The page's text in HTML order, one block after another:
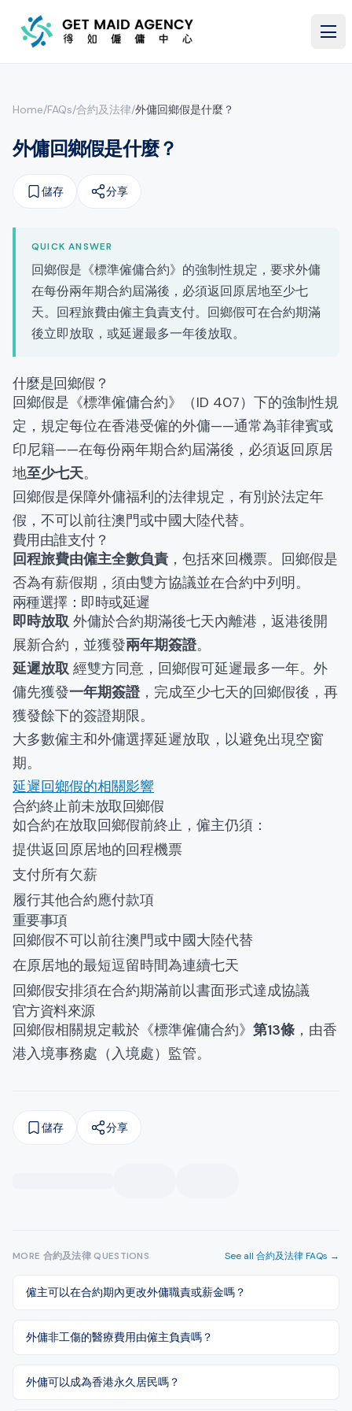
Home/FAQs/合約及法律/外傭回鄉假是什麼？
外傭回鄉假是什麼？
儲存 分享
QUICK ANSWER
回鄉假是《標準僱傭合約》的強制性規定，要求外傭
在每份兩年期合約屆滿後，必須返回原居地至少七
天。回程旅費由僱主負責支付。回鄉假可在合約期滿
後立即放取，或延遲最多一年後放取。
什麼是回鄉假？
回鄉假是《標準僱傭合約》（ID 407）下的強制性規
定，規定每位在香港受僱的外傭——通常為菲律賓或
印尼籍——在每份兩年期合約屆滿後，必須返回原居
地至少七天。
回鄉假是保障外傭福利的法律規定，有別於法定年
假，不可以前往澳門或中國大陸代替。
費用由誰支付？
回程旅費由僱主全數負責 ，包括來回機票。回鄉假是
否為有薪假期，須由雙方協議並在合約中列明。
兩種選擇：即時或延遲
即時放取外傭於合約期滿後七天內離港，返港後開
展新合約，並獲發兩年期簽證。
延遲放取經雙方同意，回鄉假可延遲最多一年。外
傭先獲發一年期簽證，完成至少七天的回鄉假後，再
獲發餘下的簽證期限。
大多數僱主和外傭選擇延遲放取，以避免出現空窗
期。
延遲回鄉假的相關影響
合約終止前未放取回鄉假
如合約在放取回鄉假前終止，僱主仍須：
提供返回原居地的回程機票
支付所有欠薪
履行其他合約應付款項
重要事項
回鄉假不可以前往澳門或中國大陸代替
在原居地的最短逗留時間為連續七天
回鄉假安排須在合約期滿前以書面形式達成協議
官方資料來源
回鄉假相關規定載於《標準僱傭合約》 第13條 ，由香
港入境事務處（入境處）監管。
儲存 分享
MORE 合約及法律QUESTIONS See all 合約及法律FAQs →
僱主可以在合約期內更改外傭職責或薪金嗎？
外傭非工傷的醫療費用由僱主負責嗎？
外傭可以成為香港永久居民嗎？